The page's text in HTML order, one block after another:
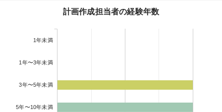
計画作成担当者の経験年数
1年未満
1年〜3年未満
3年〜5年未満
5年〜10年未満